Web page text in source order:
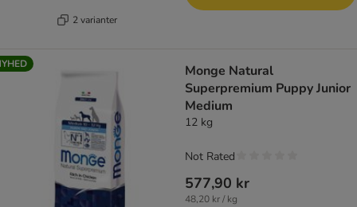
2 varianter
Monge Natural
Superpremium Puppy Junior
Medium
12 kg
577,90 kr
48,20 kr / kg
Not Rated